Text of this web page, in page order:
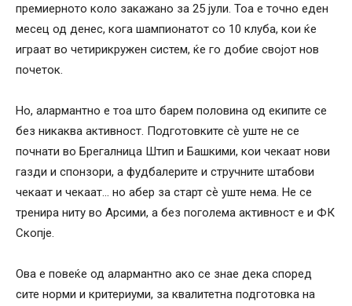
премиерното коло закажано за 25 јули. Тоа е точно еден
месец од денес, кога шампионатот со 10 клуба, кои ќе
играат во четирикружен систем, ќе го добие својот нов
почеток.
Но, алармантно е тоа што барем половина од екипите се
без никаква активност. Подготовките сѐ уште не се
почнати во Брегалница Штип и Башкими, кои чекаат нови
газди и спонзори, а фудбалерите и стручните штабови
чекаат и чекаат… но абер за старт сѐ уште нема. Не се
тренира ниту во Арсими, а без поголема активност е и ФК
Скопје.
Ова е повеќе од алармантно ако се знае дека според
сите норми и критериуми, за квалитетна подготовка на